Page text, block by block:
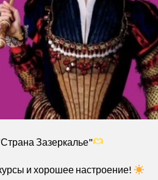
Зазеркалье"
и хорошее настроение!